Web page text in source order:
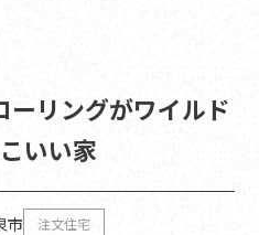
ーリングがワイルド
いい家
市 注文住宅